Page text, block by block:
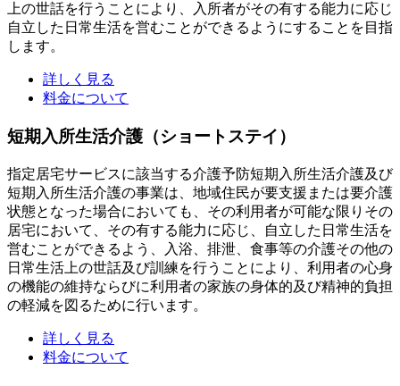
上の世話を行うことにより、入所者がその有する能力に応じ
自立した日常生活を営むことができるようにすることを目指
します。
詳しく見る
料金について
短期入所生活介護（ショートステイ）
指定居宅サービスに該当する介護予防短期入所生活介護及び
短期入所生活介護の事業は、地域住民が要支援または要介護
状態となった場合においても、その利用者が可能な限りその
居宅において、その有する能力に応じ、自立した日常生活を
営むことができるよう、入浴、排泄、食事等の介護その他の
日常生活上の世話及び訓練を行うことにより、利用者の心身
の機能の維持ならびに利用者の家族の身体的及び精神的負担
の軽減を図るために行います。
詳しく見る
料金について